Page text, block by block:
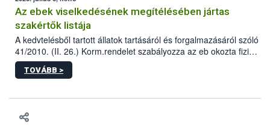
Az ebek viselkedésének megítélésében jártas
szakértők listája
A kedvtelésből tartott állatok tartásáról és forgalmazásáról szóló
41/2010. (II. 26.) Korm.rendelet szabályozza az eb okozta fizikai
sérülés, illetve ennek veszélye keletkezésekor felmerülő
hatósági feladatokat, valamint a veszélyes eb tartását és annak
vonni az ebek viselkedésének megítélésében jártas szakértőt.
TOVÁBB >